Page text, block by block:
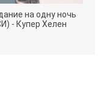
на одну ночь
- Купер Хелен
серии книг